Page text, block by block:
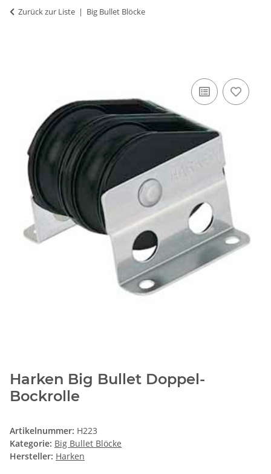
Zurück zur Liste Big Bullet Blöcke
Harken Big Bullet Doppel-
Bockrolle
Artikelnummer: H223
Kategorie: Big Bullet Blöcke
Hersteller: Harken